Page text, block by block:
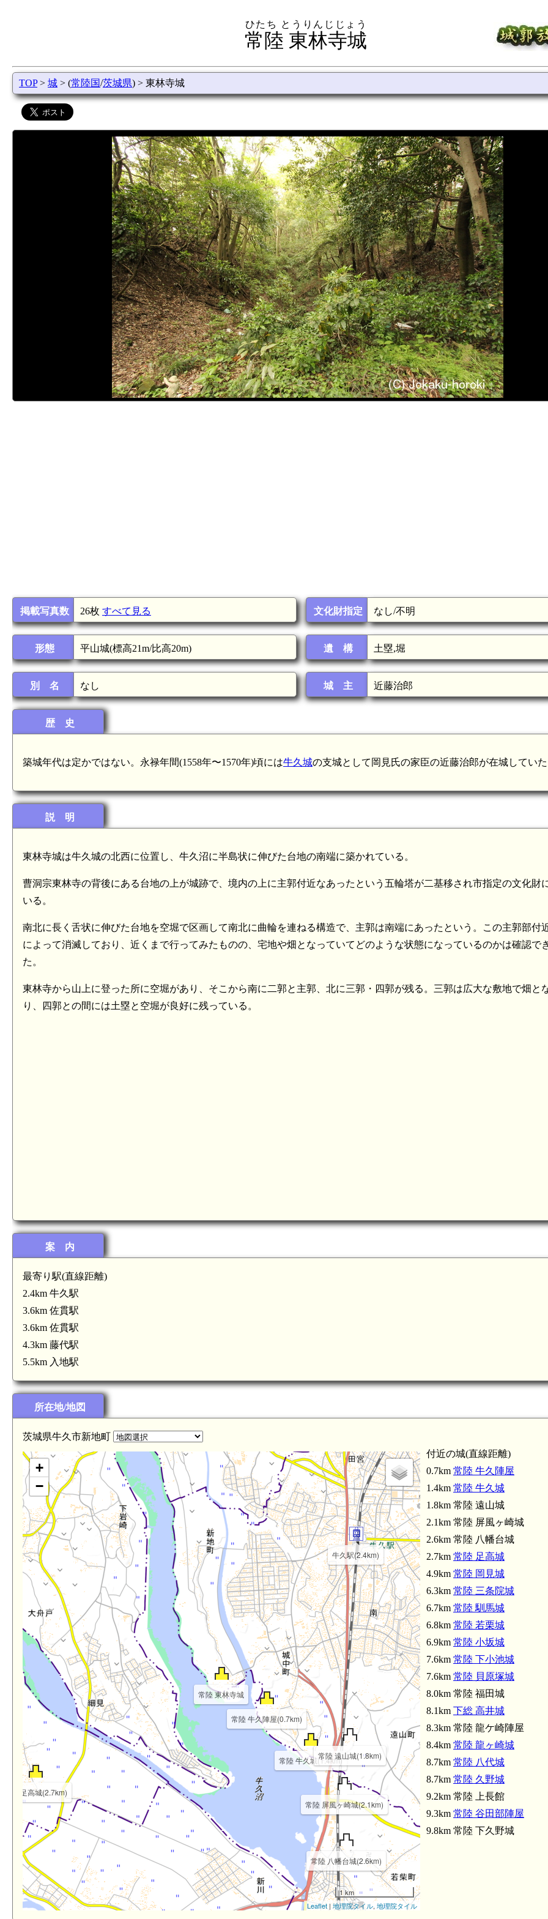
常陸 東林寺城
ひたち とうりんじじょう
TOP> 城 > (常陸国/茨城県) > 東林寺城
掲載写真数 26枚 すべて見る
形態 平山城(標高21m/比高20m)
別 名 なし
文化財指定 なし/不明
遺 構 土塁,堀
城 主 近藤治郎
歴 史
築城年代は定かではない。永禄年間(1558年〜1570年)頃には牛久城の支城として岡見氏の家臣の近藤治郎が在城してい
説 明
東林寺城は牛久城の北西に位置し、牛久沼に半島状に伸びた台地の南端に築かれている。
曹洞宗東林寺の背後にある台地の上が城跡で、境内の上に主郭付近なあったという五輪塔が二基移され市指定の文化財
いる。
南北に長く舌状に伸びた台地を空堀で区画して南北に曲輪を連ねる構造で、主郭は南端にあったという。この主郭部付
によって消滅しており、近くまで行ってみたものの、宅地や畑となっていてどのような状態になっているのかは確認で
た。
東林寺から山上に登った所に空堀があり、そこから南に二郭と主郭、北に三郭・四郭が残る。三郭は広大な敷地で畑と
り、四郭との間には土塁と空堀が良好に残っている。
案 内
最寄り駅(直線距離)
2.4km 牛久駅
3.6km 佐貫駅
3.6km 佐貫駅
4.3km 藤代駅
5.5km 入地駅
所在地/地図
茨城県牛久市新地町
牛久駅(2.4km)
常陸 東林寺城
常陸 牛久陣屋(0.7km)
常陸 牛久城(1.4km)常陸 遠山城(1.8km)
常陸 屏風ヶ崎城(2.1km)
常陸 八幡台城(2.6km)
常陸 足高城(2.7km)
+
−
1 km
Leaflet | 地理院タイル, 地理院タイル
付近の城(直線距離)
0.7km 常陸 牛久陣屋
1.4km 常陸 牛久城
1.8km 常陸 遠山城
2.1km 常陸 屏風ヶ崎城
2.6km 常陸 八幡台城
2.7km 常陸 足高城
4.9km 常陸 岡見城
6.3km 常陸 三条院城
6.7km 常陸 馴馬城
6.8km 常陸 若栗城
6.9km 常陸 小坂城
7.6km 常陸 下小池城
7.6km 常陸 貝原塚城
8.0km 常陸 福田城
8.1km 下総 高井城
8.3km 常陸 龍ケ崎陣屋
8.4km 常陸 龍ヶ崎城
8.7km 常陸 八代城
8.7km 常陸 久野城
9.2km 常陸 上長館
9.3km 常陸 谷田部陣屋
9.8km 常陸 下久野城